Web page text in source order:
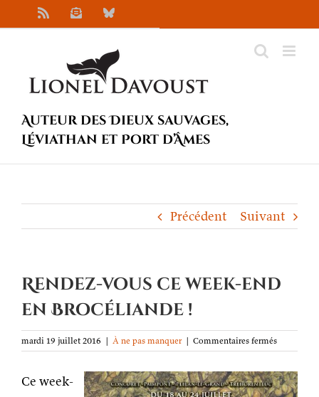
au
NewsletterBluesky
Auteur des Dieux sauvages,
Léviathan et Port d’Âmes
Précédent Suivant
Rendez-vous ce week-end
en Brocéliande !
mardi 19 juillet 2016 | À ne pas manquer | Commentaires ferméssur
Rendez-
ce
week-
Ce week-